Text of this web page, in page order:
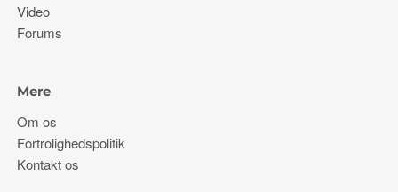
Video
Forums
Mere
Om os
Fortrolighedspolitik
Kontakt os